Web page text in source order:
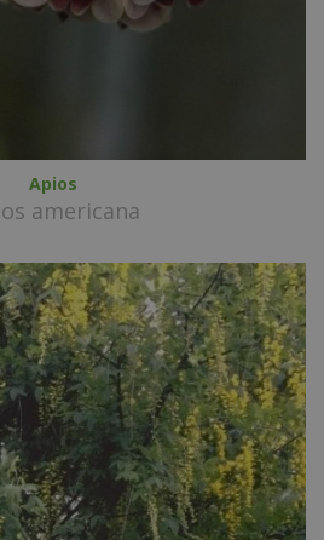
Apios
americana